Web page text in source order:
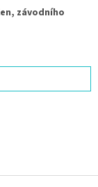
závodního